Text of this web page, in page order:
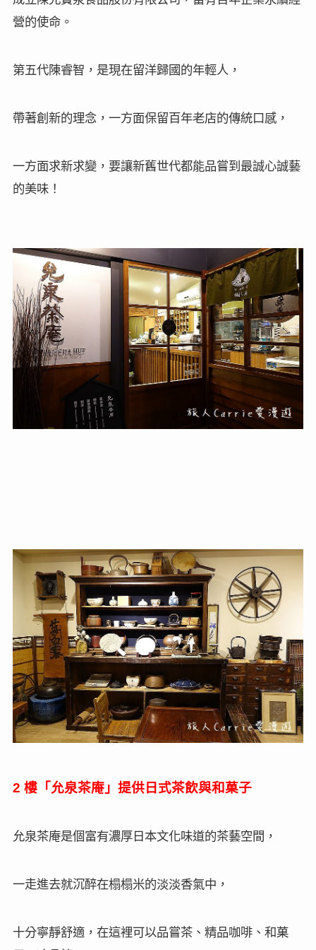
營的使命。
第五代陳睿智，是現在留洋歸國的年輕人，
帶著創新的理念，一方面保留百年老店的傳統口感，
一方面求新求變，要讓新舊世代都能品嘗到最誠心誠藝
的美味！